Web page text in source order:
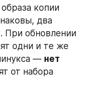
копии
два
. При обновлении
одни и те же
— нет
от набора